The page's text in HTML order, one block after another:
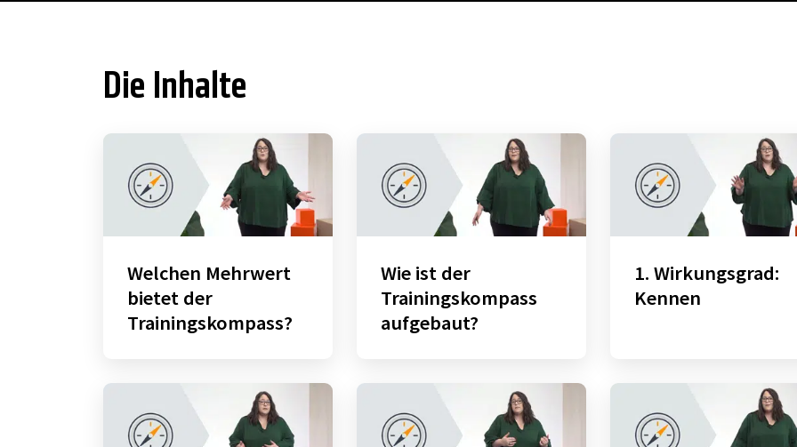
Die Inhalte
Welchen Mehrwert
bietet der
Trainingskompass?
Wie ist der
Trainingskompass
aufgebaut?
1. Wirkungsgrad:
Kennen